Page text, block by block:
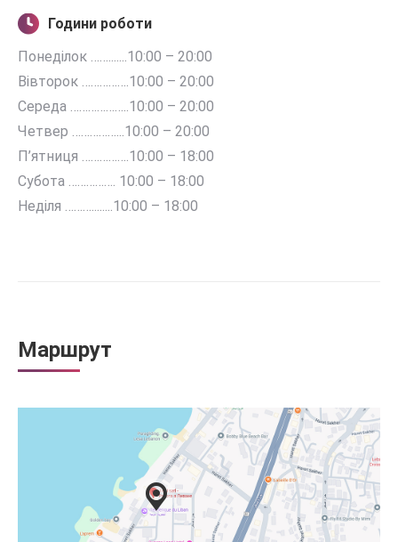
Години роботи
Понеділок …….......10:00 – 20:00
Вівторок …………….10:00 – 20:00
Середа ………………..10:00 – 20:00
Четвер ……………...10:00 – 20:00
П’ятниця …………….10:00 – 18:00
Субота ……………. 10:00 – 18:00
Неділя ………........10:00 – 18:00
Маршрут